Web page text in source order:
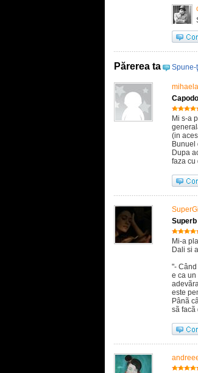
Părerea ta Spune-
Mi s-a
(in
Bunuel
Dupa
faza cu
Superb
Mi-a
Dali si
"-
e ca un
este
Pânã
sã facã